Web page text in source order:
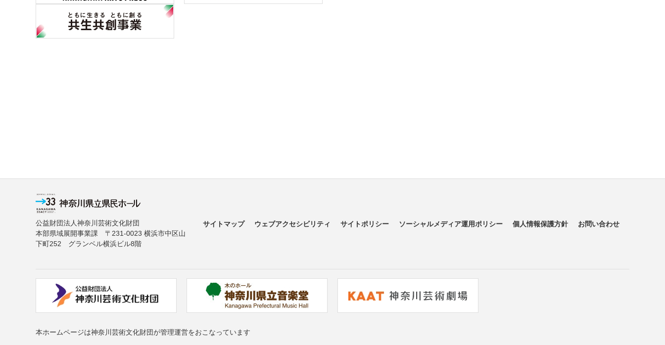
公益財団法人神奈川芸術文化財団
本部県域展開事業課 〒231-0023 横浜市中区山
下町252 グランベル横浜ビル8階
サイトマップ ウェブアクセシビリティ サイトポリシー ソーシャルメディア運用ポリシー 個人情報保護方針 お問い合わせ
本ホームページは神奈川芸術文化財団が管理運営をおこなっています